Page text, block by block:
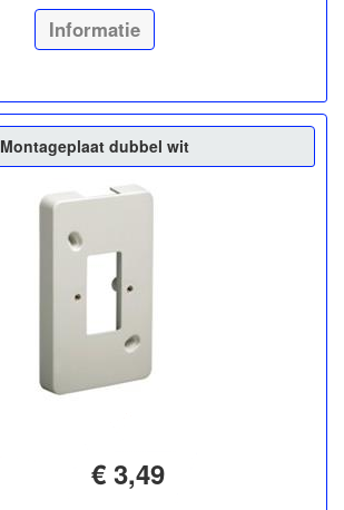
Informatie
Montageplaat dubbel wit
€ 3,49